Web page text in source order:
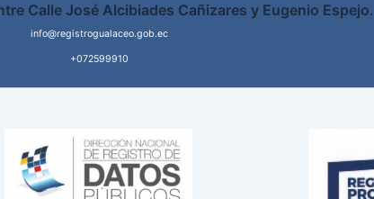
Calle José Alcibiades Cañizares y Eugenio Espejo.
info@registrogualaceo.gob.ec
+072599910